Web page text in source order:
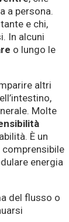
a persona.
e chi,
In alcuni
o lungo le
altri
Molte
È un
energia
del flusso o